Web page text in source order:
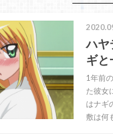
ハヤ
ギと
1年前
た彼女
はナギ
敷は何